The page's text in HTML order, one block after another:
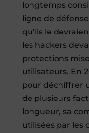
longtemps
ligne de
qu’ils le
les hackers
protections
utilisateurs. En
pour déchiffrer
de plusieurs
longueur, sa
utilisées par les